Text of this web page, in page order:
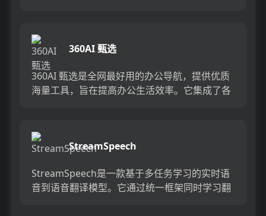
360AI 甄选
360AI 甄选是全网最好用的办公导航，提供优质
海量工具，旨在提高办公生活效率。它集成了各
StreamSpeech
StreamSpeech是一款基于多任务学习的实时语
音到语音翻译模型。它通过统一框架同时学习翻